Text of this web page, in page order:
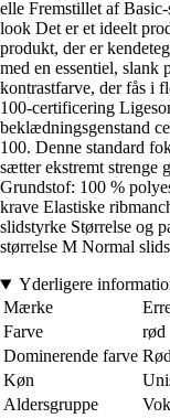
elle Fremstillet af
look Det er et ideelt
produkt, der er
med en essentiel, slank
kontrastfarve, der fås i
100-certificering
beklædningsgenstand
100. Denne standard
sætter ekstremt strenge
Grundstof: 100 %
krave Elastiske
slidstyrke Størrelse og
størrelse M Normal
Yderligere
Mærke
Farve
rød
Dominerende farve Rød
Køn
Aldersgruppe